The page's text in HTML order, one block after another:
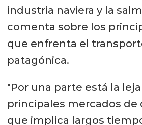
industria naviera y la
comenta sobre los
que enfrenta el
patagónica.
"Por una parte está la
principales mercados de
que implica largos